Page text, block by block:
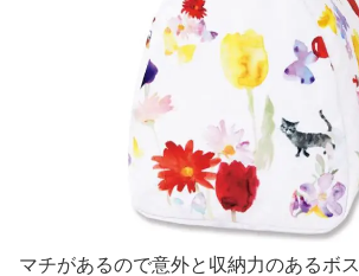
マチがあるので意外と収納力のあるボス